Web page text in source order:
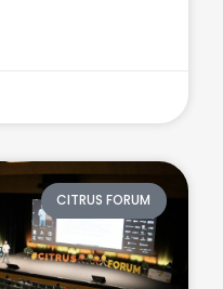
CITRUS FORUM